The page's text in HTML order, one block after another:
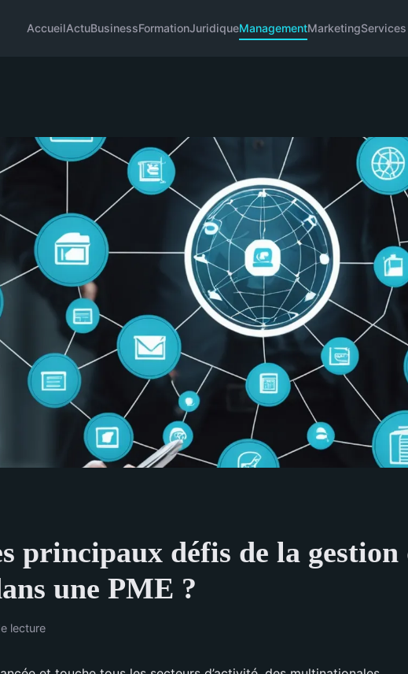
AccueilActuBusinessFormationJuridiqueManagementMarketingServices
principaux défis de la
une PME ?
lecture